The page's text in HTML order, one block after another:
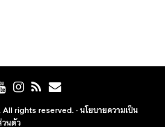
rights reserved. ·นโยบายความเป็น
วนตัว